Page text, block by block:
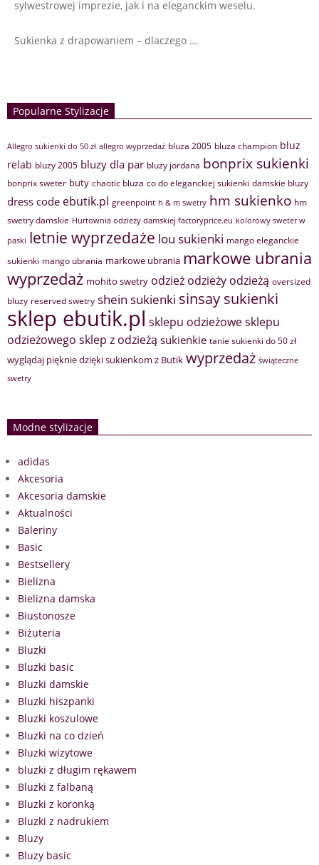
sylwestrowej imprezie, jak i na eleganckim weselu.
Sukienka z drapowaniem – dlaczego …
Popularne Stylizacje
Allegro sukienki do 50 zł allegro wyprzedaż bluza 2005 bluza champion bluz
relab bluzy 2005 bluzy dla par bluzy jordana bonprix sukienki
bonprix sweter buty chaotic bluza co do eleganckiej sukienki damskie bluzy
dress code ebutik.pl greenpoint h & m swetry hm sukienko hm
swetry damskie Hurtownia odzieży damskiej factoryprice.eu kolorowy sweter w
paski letnie wyprzedaże lou sukienki mango eleganckie
sukienki mango ubrania markowe ubrania markowe ubrania
wyprzedaż mohito swetry odzież odzieży odzieżą oversized
bluzy reserved swetry shein sukienki sinsay sukienki
sklep ebutik.pl sklepu odzieżowesklepu
odzieżowego sklep z odzieżą sukienkie tanie sukienki do 50 zł
wyglądaj pięknie dzięki sukienkom z Butik wyprzedaż świąteczne
swetry
Modne stylizacje
adidas
Akcesoria
Akcesoria damskie
Aktualności
Baleriny
Basic
Bestsellery
Bielizna
Bielizna damska
Biustonosze
Biżuteria
Bluzki
Bluzki basic
Bluzki damskie
Bluzki hiszpanki
Bluzki koszulowe
Bluzki na co dzień
Bluzki wizytowe
bluzki z długim rękawem
Bluzki z falbaną
Bluzki z koronką
Bluzki z nadrukiem
Bluzy
Bluzy basic